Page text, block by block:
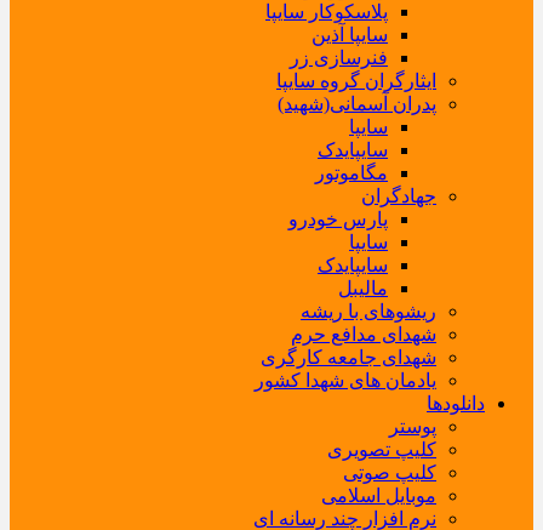
پلاسکوکار سایپا
سایپا آذین
فنرسازی زر
ایثارگران گروه سایپا
پدران آسمانی(شهید)
سایپا
سایپایدک
مگاموتور
جهادگران
پارس خودرو
سایپا
سایپایدک
مالیبل
ریشوهای با ریشه
شهدای مدافع حرم
شهدای جامعه کارگری
یادمان های شهدا کشور
دانلودها
پوستر
کلیپ تصویری
کلیپ صوتی
موبایل اسلامی
نرم افزار چند رسانه ای